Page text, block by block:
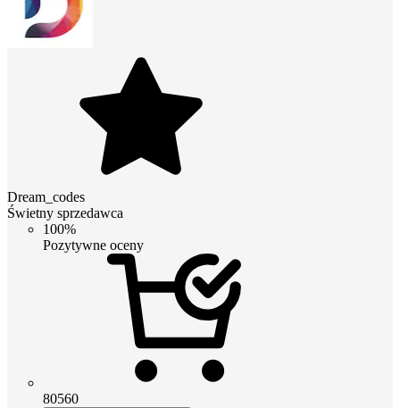
Dream_codes
Świetny sprzedawca
100%
Pozytywne oceny
80560